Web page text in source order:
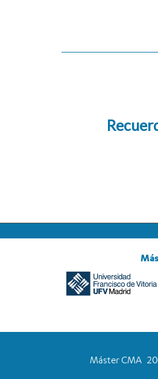
Máster CMA